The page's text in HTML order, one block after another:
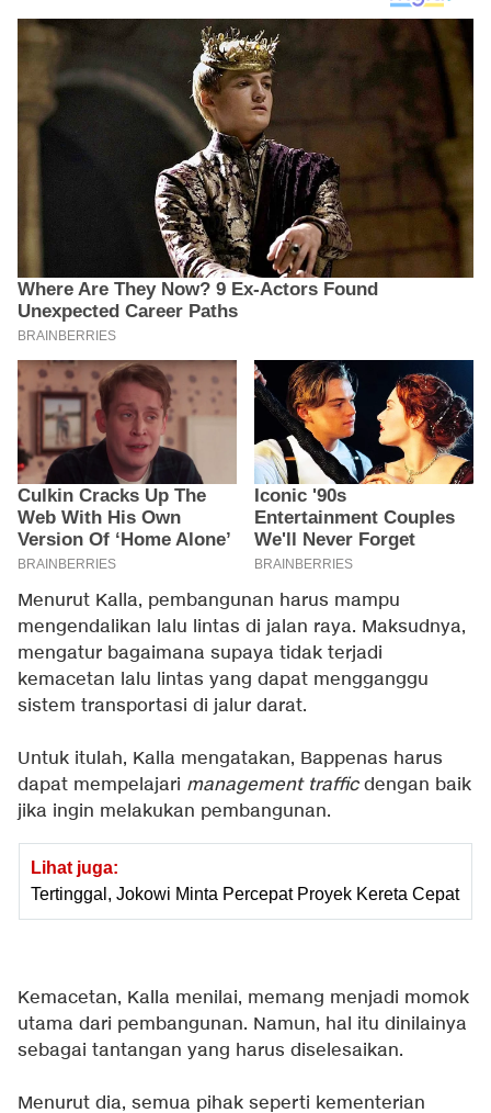
Menurut Kalla, pembangunan harus mampu
mengendalikan lalu lintas di jalan raya. Maksudnya,
mengatur bagaimana supaya tidak terjadi
kemacetan lalu lintas yang dapat mengganggu
sistem transportasi di jalur darat.
Untuk itulah, Kalla mengatakan, Bappenas harus
dapat mempelajari management trafficdengan baik
jika ingin melakukan pembangunan.
Lihat juga:
Tertinggal, Jokowi Minta Percepat Proyek Kereta Cepat
Kemacetan, Kalla menilai, memang menjadi momok
utama dari pembangunan. Namun, hal itu dinilainya
sebagai tantangan yang harus diselesaikan.
Menurut dia, semua pihak seperti kementerian